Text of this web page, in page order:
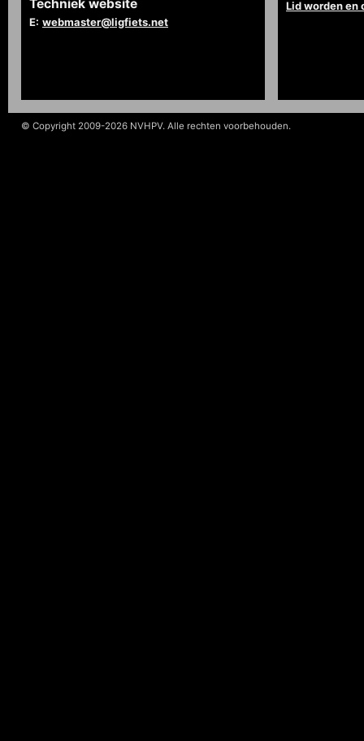
Techniek website
E: webmaster@ligfiets.net
Lid worden en
© Copyright 2009-2026 NVHPV. Alle rechten voorbehouden.